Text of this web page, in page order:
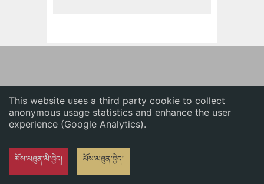
This website uses a third party cookie to collect
anonymous usage statistics and enhance the user
experience (Google Analytics).
མོས་མཐུན་མི་བྱེད། མོས་མཐུན་བྱེད།